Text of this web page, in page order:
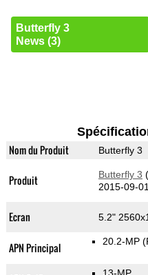
Butterfly 3
News (3)
Nom du Produit Butterfly 3
Produit Butterfly 3
2015-09-
Ecran 5.2"
APN Principal 20.2-MP